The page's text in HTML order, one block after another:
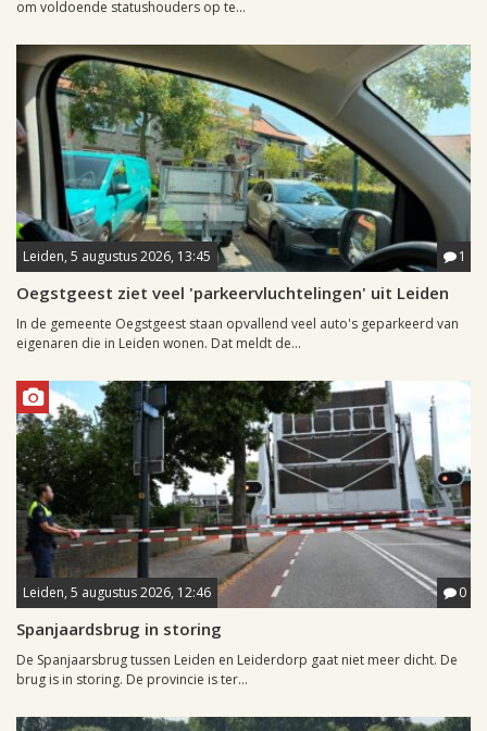
om voldoende statushouders op te...
Leiden, 5 augustus 2026, 13:45 1
Oegstgeest ziet veel 'parkeervluchtelingen' uit Leiden
In de gemeente Oegstgeest staan opvallend veel auto's geparkeerd van
eigenaren die in Leiden wonen. Dat meldt de...
Leiden, 5 augustus 2026, 12:46 0
Spanjaardsbrug in storing
De Spanjaarsbrug tussen Leiden en Leiderdorp gaat niet meer dicht. De
brug is in storing. De provincie is ter...